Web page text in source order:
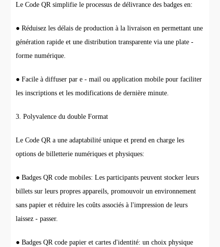
Le Code QR simplifie le processus de délivrance des badges en:
● Réduisez les délais de production à la livraison en permettant une
génération rapide et une distribution transparente via une plate -
forme numérique.
● Facile à diffuser par e - mail ou application mobile pour faciliter
les inscriptions et les modifications de dernière minute.
3. Polyvalence du double Format
Le Code QR a une adaptabilité unique et prend en charge les
options de billetterie numériques et physiques:
● Badges QR code mobiles: Les participants peuvent stocker leurs
billets sur leurs propres appareils, promouvoir un environnement
sans papier et réduire les coûts associés à l'impression de leurs
laissez - passer.
● Badges QR code papier et cartes d'identité: un choix physique